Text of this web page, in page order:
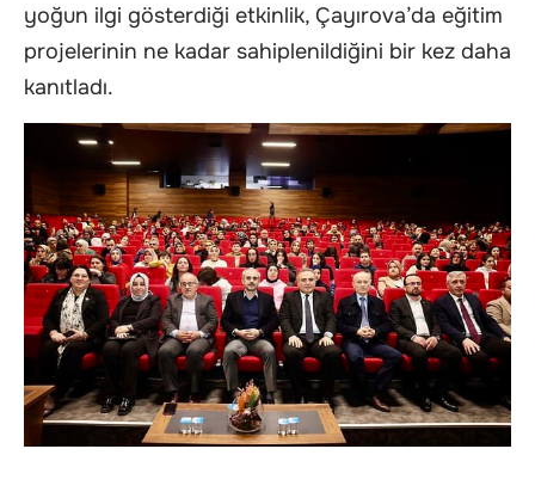
yoğun ilgi gösterdiği etkinlik, Çayırova’da eğitim
projelerinin ne kadar sahiplenildiğini bir kez daha
kanıtladı.